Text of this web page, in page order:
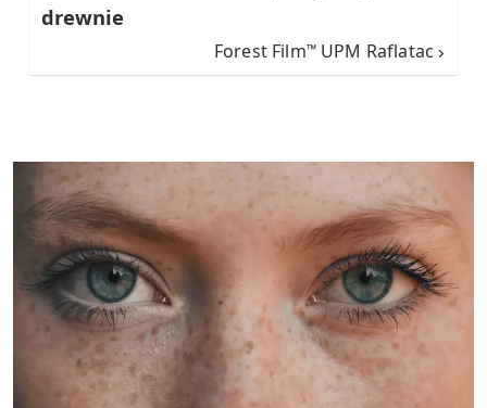
drewnie
Forest Film™UPM Raflatac